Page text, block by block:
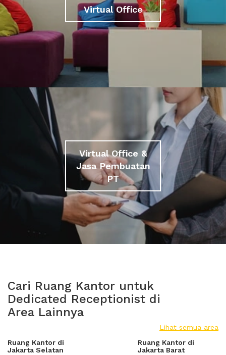
Virtual Office
Virtual Office &
Jasa Pembuatan
PT
Cari Ruang Kantor untuk
Dedicated Receptionist di
Area Lainnya
Lihat semua area
Ruang Kantor di
Jakarta Selatan
Ruang Kantor di
Jakarta Barat